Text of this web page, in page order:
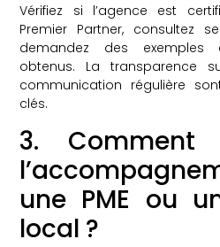
Vérifiez si l’agence est
Premier Partner, consultez
demandez des exemples
obtenus. La transparence
communication régulière
clés.
3. Comment
une PME ou
local ?